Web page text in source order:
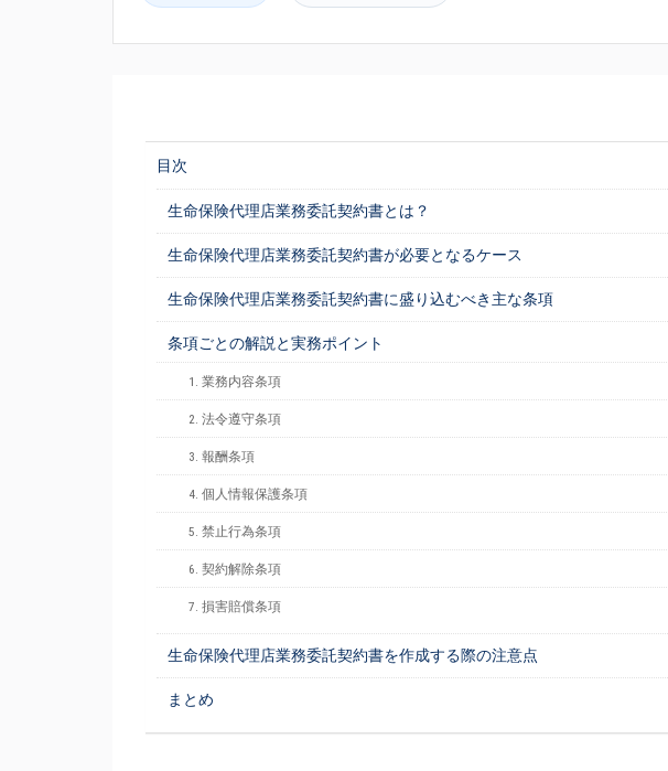
目次
生命保険代理店業務委託契約書とは？
生命保険代理店業務委託契約書が必要となるケース
生命保険代理店業務委託契約書に盛り込むべき主な条項
条項ごとの解説と実務ポイント
1. 業務内容条項
2. 法令遵守条項
3. 報酬条項
4. 個人情報保護条項
5. 禁止行為条項
6. 契約解除条項
7. 損害賠償条項
生命保険代理店業務委託契約書を作成する際の注意点
まとめ